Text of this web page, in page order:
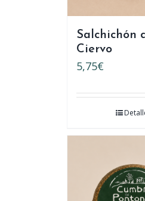
Salchichón
Ciervo
5,75€